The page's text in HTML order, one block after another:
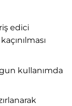
edici
kullanımda